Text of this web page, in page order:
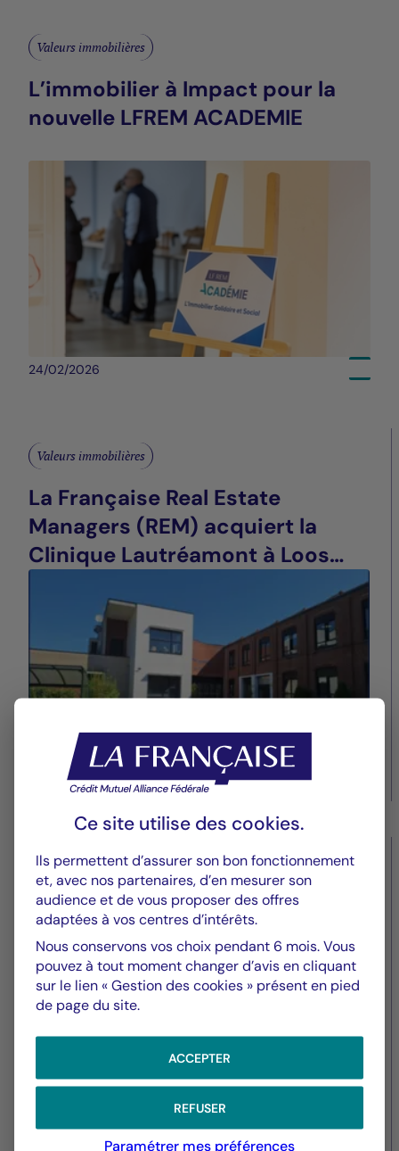
Valeurs immobilières
L’immobilier à Impact pour la
nouvelle LFREM ACADEMIE
24/02/2026
Valeurs immobilières
La Française Real Estate
Managers (REM) acquiert la
Clinique Lautréamont à Loos
04/02/2026
Valeurs immobilières
Des locataires qui donnent du
sens à vos investissements
Ce site utilise des cookies.
Ils permettent d’assurer son bon fonctionnement
et, avec nos partenaires, d’en mesurer son
audience et de vous proposer des offres
adaptées à vos centres d’intérêts.
Nous conservons vos choix pendant 6 mois. Vous
pouvez à tout moment changer d’avis en cliquant
sur le lien « Gestion des cookies » présent en pied
de page du site.
ACCEPTER
REFUSER
Paramétrer mes préférences